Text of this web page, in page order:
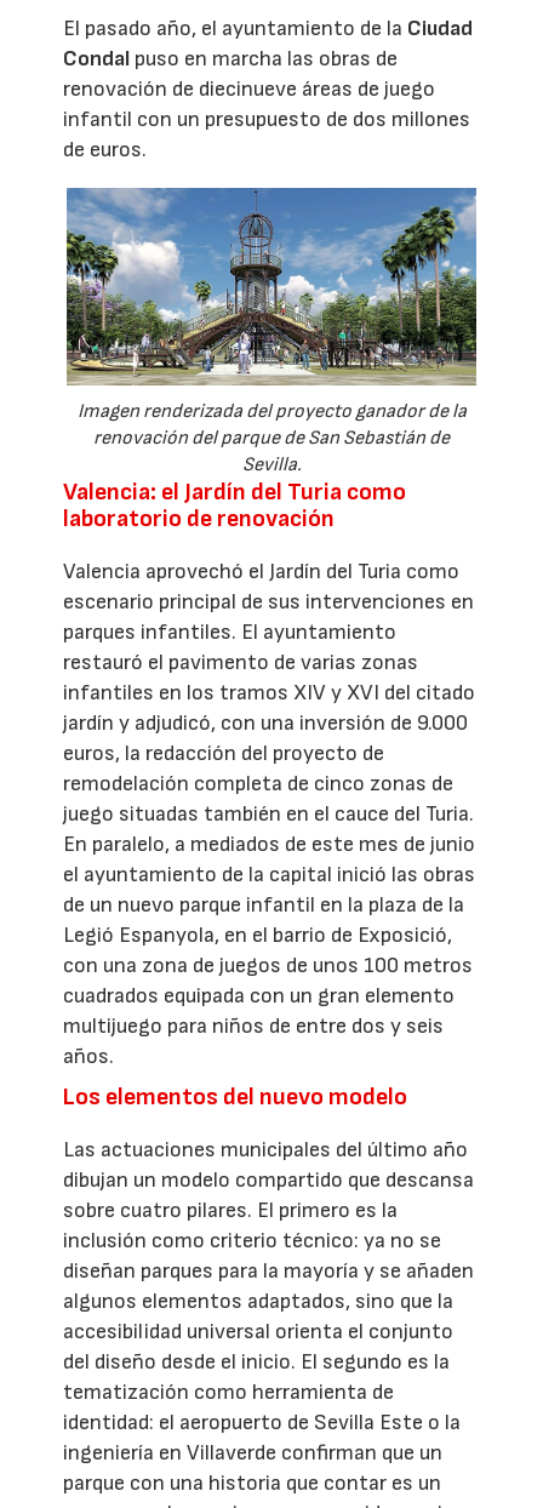
El pasado año, el ayuntamiento de la Ciudad
Condal puso en marcha las obras de
renovación de diecinueve áreas de juego
infantil con un presupuesto de dos millones
de euros.
Imagen renderizada del proyecto ganador de la
renovación del parque de San Sebastián de
Sevilla.
Valencia: el Jardín del Turia como
laboratorio de renovación
Valencia aprovechó el Jardín del Turia como
escenario principal de sus intervenciones en
parques infantiles. El ayuntamiento
restauró el pavimento de varias zonas
infantiles en los tramos XIV y XVI del citado
jardín y adjudicó, con una inversión de 9.000
euros, la redacción del proyecto de
remodelación completa de cinco zonas de
juego situadas también en el cauce del Turia.
En paralelo, a mediados de este mes de junio
el ayuntamiento de la capital inició las obras
de un nuevo parque infantil en la plaza de la
Legió Espanyola, en el barrio de Exposició,
con una zona de juegos de unos 100 metros
cuadrados equipada con un gran elemento
multijuego para niños de entre dos y seis
años.
Los elementos del nuevo modelo
Las actuaciones municipales del último año
dibujan un modelo compartido que descansa
sobre cuatro pilares. El primero es la
inclusión como criterio técnico: ya no se
diseñan parques para la mayoría y se añaden
algunos elementos adaptados, sino que la
accesibilidad universal orienta el conjunto
del diseño desde el inicio. El segundo es la
tematización como herramienta de
identidad: el aeropuerto de Sevilla Este o la
ingeniería en Villaverde confirman que un
parque con una historia que contar es un